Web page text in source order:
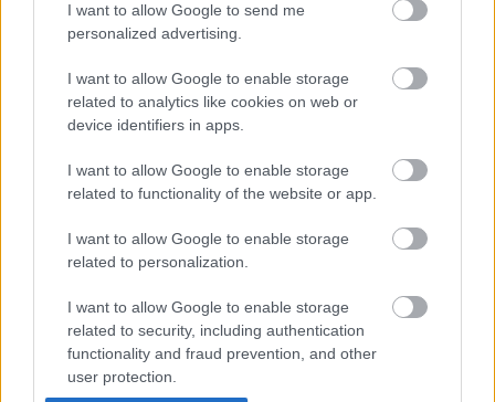
I want to allow Google to send me
personalized advertising.
I want to allow Google to enable storage
related to analytics like cookies on web or
device identifiers in apps.
I want to allow Google to enable storage
related to functionality of the website or app.
I want to allow Google to enable storage
related to personalization.
I want to allow Google to enable storage
related to security, including authentication
functionality and fraud prevention, and other
user protection.
-200 ml tejszín
-5 dkg Nyírfacukor
EdesenEgeszseges • 2013. július 01.
Kiss Orsolya receptje és fotója
Hozzávalók
-7dkg zabkorpa
-7dkg teljes kiőrlésű tönkölybúza liszt
-2 tojás
-15 dkg Nyírfacukor